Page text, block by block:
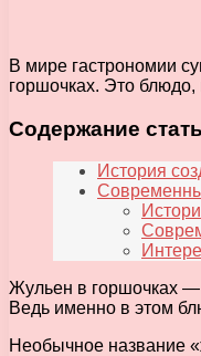
В мире гастрономии
горшочках. Это блюдо,
Содержание
История
Жульен в горшочках —
Ведь именно в этом
Необычное название